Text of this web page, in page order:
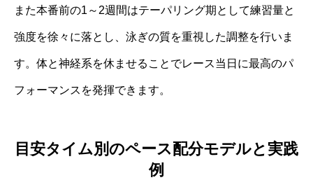
また本番前の1～2週間はテーパリング期として練習量と
強度を徐々に落とし、泳ぎの質を重視した調整を行いま
す。体と神経系を休ませることでレース当日に最高のパ
フォーマンスを発揮できます。
目安タイム別のペース配分モデルと実践
例